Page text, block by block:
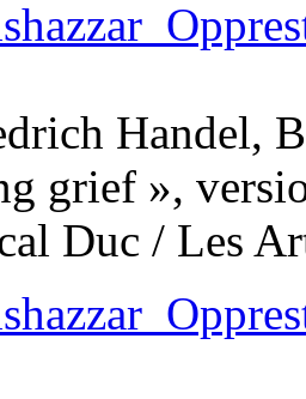
Handel,
grief »,
Duc / Les